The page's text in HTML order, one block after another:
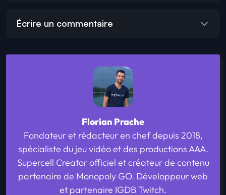
Écrire un commentaire
Florian Prache
Fondateur et rédacteur en chef depuis 2018,
spécialiste du jeu vidéo et des productions AAA.
Supercell Creator officiel et créateur de contenu
partenaire de Monopoly GO. Développeur web
et partenaire IGDB Twitch.